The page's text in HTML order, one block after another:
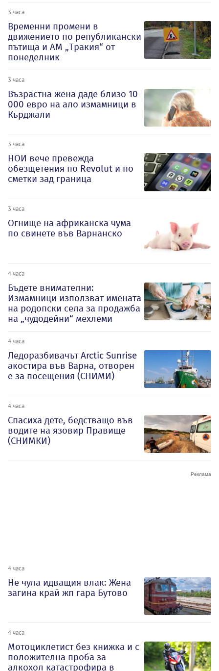
3 часа
Временни промени в
движението по републикански
пътища и АМ „Тракия“ от
понеделник
3 часа
Възрастна жена даде близо 10
000 евро на ало измамници в
Кърджали
3 часа
НОИ вече превежда
обезщетения по Revolut и по
сметки зад граница
3 часа
Огнище на африканска чума
по свинете във Варнанско
4 часа
Бъдете внимателни:
Измамници използват имената
на родопски села за продажба
на „чудодейни“ мехлеми
4 часа
Ледоразбивачът Arctic Sunrise
акостира във Варна, отворен
е за посещения (СНИМИ)
4 часа
Спасиха дете, бедстващо във
водите на язовир Правище
(СНИМКИ)
4 часа
Не чула идващия влак: Жена
загина край жп гара Бутово
4 часа
Мотоциклетист без книжка и с
положителна проба за
алкохол катастрофира в